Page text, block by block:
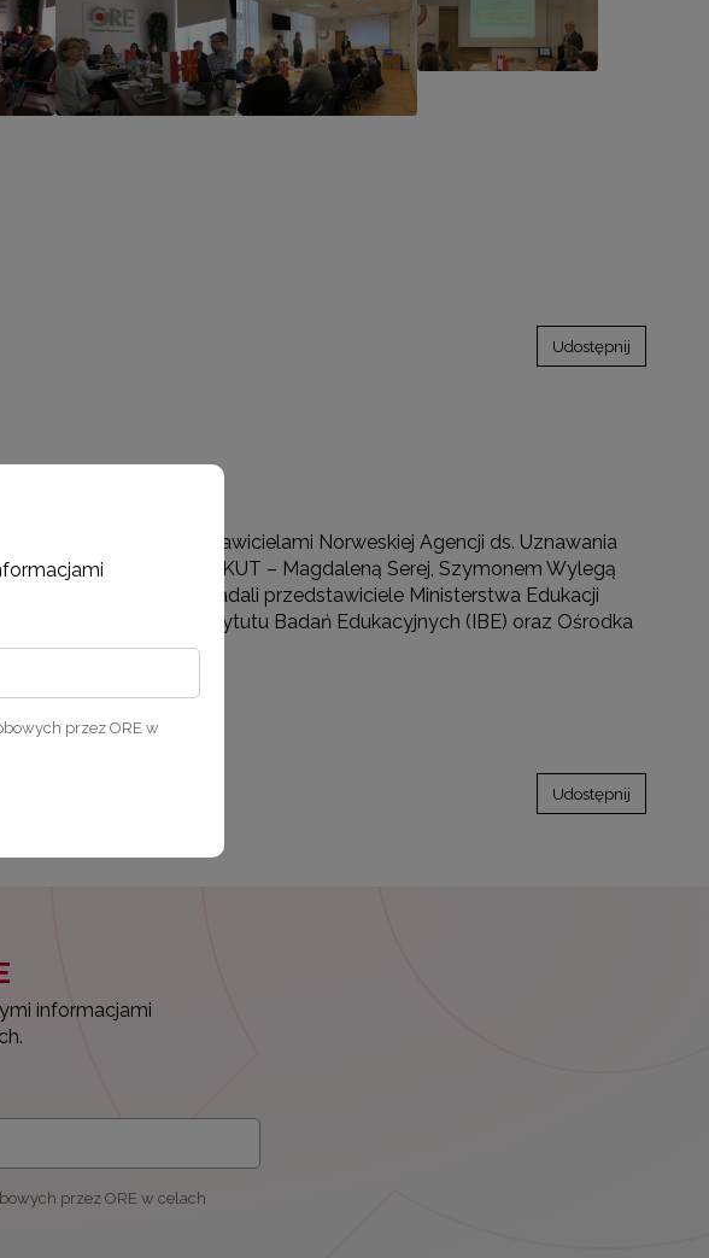
Udostępnij
Kwalifikacji
się spotkanie z przedstawicielami Norweskiej Agencji ds. Uznawania
Wyższego NOKUT – Magdaleną Serej, Szymonem Wylegą
zawodowych opowiadali przedstawiciele Ministerstwa Edukacji
(MNiSW), Instytutu Badań Edukacyjnych (IBE) oraz Ośrodka
Udostępnij
informacjami
przez ORE w celach
przez ORE w